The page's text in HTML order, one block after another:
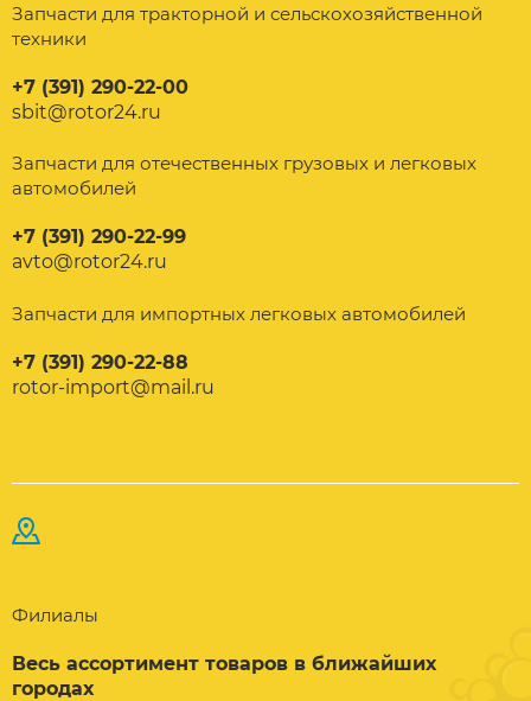
Запчасти для тракторной и сельскохозяйственной
техники
+7 (391) 290-22-00
sbit@rotor24.ru
Запчасти для отечественных грузовых и легковых
автомобилей
+7 (391) 290-22-99
avto@rotor24.ru
Запчасти для импортных легковых автомобилей
+7 (391) 290-22-88
rotor-import@mail.ru
Филиалы
Весь ассортимент товаров в ближайших
городах